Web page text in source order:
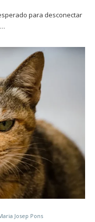
para desconectar
Josep Pons